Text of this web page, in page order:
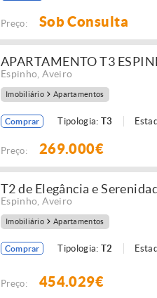
Preço: Sob Consulta
APARTAMENTO T3
Espinho ,Aveiro
Imobiliário Apartamentos
Comprar Tipologia: T3
Preço: 269.000€
T2 de Elegância e
Espinho ,Aveiro
Imobiliário Apartamentos
Comprar Tipologia: T2
Preço: 454.029€